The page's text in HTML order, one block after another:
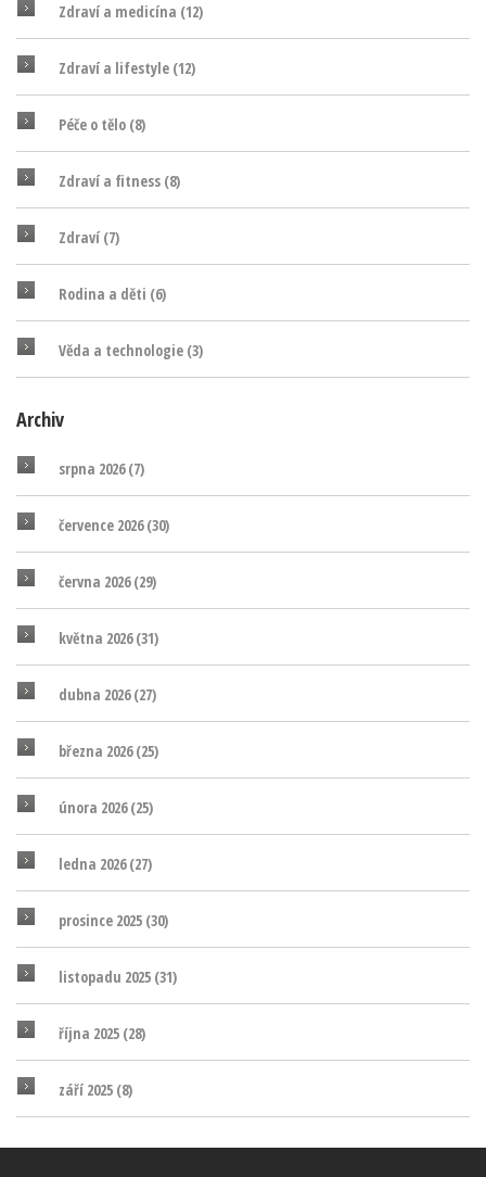
Zdraví a medicína (12)
Zdraví a lifestyle (12)
Péče o tělo (8)
Zdraví a fitness (8)
Zdraví (7)
Rodina a děti (6)
Věda a technologie (3)
Archiv
srpna 2026(7)
července 2026(30)
června 2026(29)
května 2026(31)
dubna 2026(27)
března 2026(25)
února 2026(25)
ledna 2026(27)
prosince 2025 (30)
listopadu 2025 (31)
října 2025 (28)
září 2025 (8)